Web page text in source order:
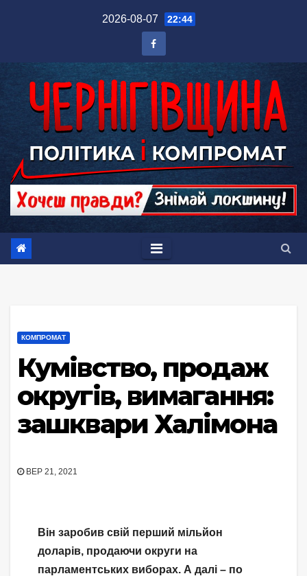
2026-08-07 22:44
КОМПРОМАТ
Кумівство, продаж
округів, вимагання:
зашквари Халімона
ВЕР 21, 2021
Він заробив свій перший мільйон
доларів, продаючи округи на
парламентських виборах. А далі – по